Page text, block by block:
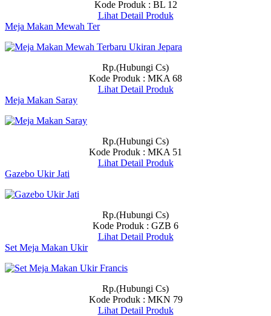
Kode Produk : BL 12
Lihat Detail Produk
Meja Makan Mewah Ter
Rp.(Hubungi Cs)
Kode Produk : MKA 68
Lihat Detail Produk
Meja Makan Saray
Rp.(Hubungi Cs)
Kode Produk : MKA 51
Lihat Detail Produk
Gazebo Ukir Jati
Rp.(Hubungi Cs)
Kode Produk : GZB 6
Lihat Detail Produk
Set Meja Makan Ukir
Rp.(Hubungi Cs)
Kode Produk : MKN 79
Lihat Detail Produk